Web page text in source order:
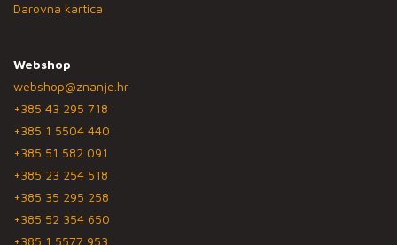
Darovna kartica
Webshop
webshop@znanje.hr
+385 43 295 718
+385 1 5504 440
+385 51 582 091
+385 23 254 518
+385 35 295 258
+385 52 354 650
+385 1 5577 953